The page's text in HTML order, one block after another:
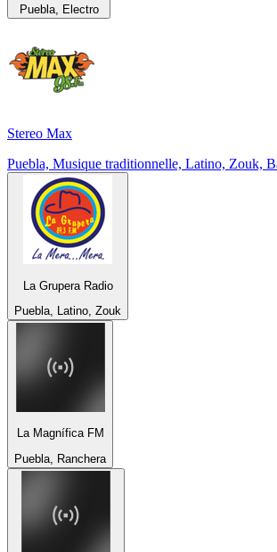
Puebla, Electro
Stereo Max
Puebla, Musique traditionnelle, Latino, Zouk,
La Grupera Radio
Puebla, Latino, Zouk
La Magnífica FM
Puebla, Ranchera